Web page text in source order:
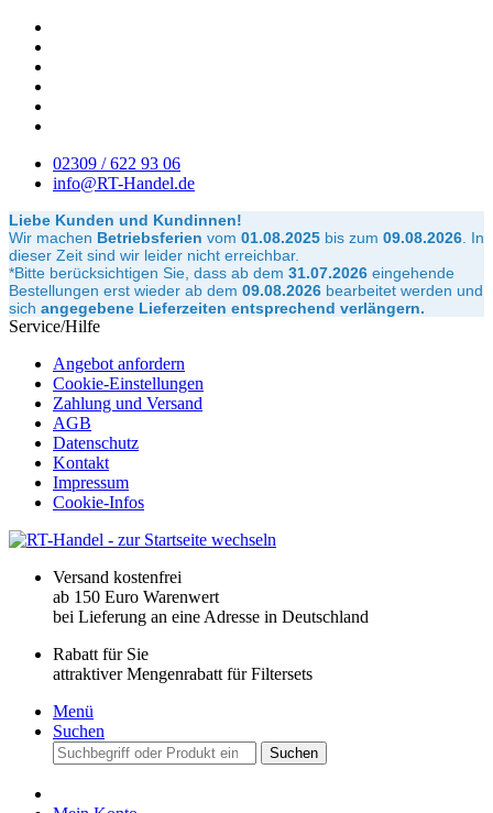
02309 / 622 93 06
info@RT-Handel.de
Liebe Kunden und Kundinnen!
Wir machen Betriebsferien vom 01.08.2025 bis zum 09.08.2026 In
dieser Zeit sind wir leider nicht erreichbar.
*Bitte berücksichtigen Sie, dass ab dem 31.07.2026 eingehende
Bestellungen erst wieder ab dem 09.08.2026 bearbeitet werden und
sich angegebene Lieferzeiten entsprechend verlängern.
Service/Hilfe
Angebot anfordern
Cookie-Einstellungen
Zahlung und Versand
AGB
Datenschutz
Kontakt
Impressum
Cookie-Infos
Versand kostenfrei
ab 150 Euro Warenwert
bei Lieferung an eine Adresse in Deutschland
Rabatt für Sie
attraktiver Mengenrabatt für Filtersets
Menü
Suchen
Suchen